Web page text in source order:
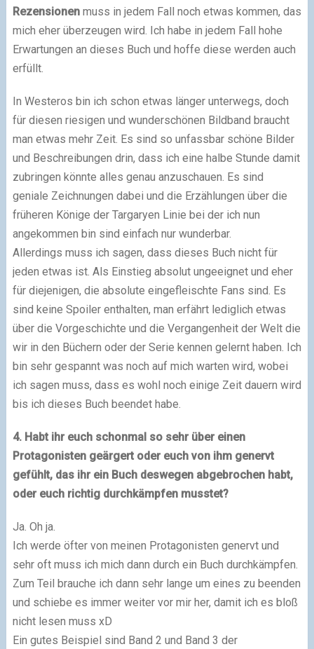
Rezensionenmuss in jedem Fall noch etwas kommen, das
mich eher überzeugen wird. Ich habe in jedem Fall hohe
Erwartungen an dieses Buch und hoffe diese werden auch
erfüllt.
In Westeros bin ich schon etwas länger unterwegs, doch
für diesen riesigen und wunderschönen Bildband braucht
man etwas mehr Zeit. Es sind so unfassbar schöne Bilder
und Beschreibungen drin, dass ich eine halbe Stunde damit
zubringen könnte alles genau anzuschauen. Es sind
geniale Zeichnungen dabei und die Erzählungen über die
früheren Könige der Targaryen Linie bei der ich nun
angekommen bin sind einfach nur wunderbar.
Allerdings muss ich sagen, dass dieses Buch nicht für
jeden etwas ist. Als Einstieg absolut ungeeignet und eher
für diejenigen, die absolute eingefleischte Fans sind. Es
sind keine Spoiler enthalten, man erfährt lediglich etwas
über die Vorgeschichte und die Vergangenheit der Welt die
wir in den Büchern oder der Serie kennen gelernt haben. Ich
bin sehr gespannt was noch auf mich warten wird, wobei
ich sagen muss, dass es wohl noch einige Zeit dauern wird
bis ich dieses Buch beendet habe.
4. Habt ihr euch schonmal so sehr über einen
Protagonisten geärgert oder euch von ihm genervt
gefühlt, das ihr ein Buch deswegen abgebrochen habt,
oder euch richtig durchkämpfen musstet?
Ja. Oh ja.
Ich werde öfter von meinen Protagonisten genervt und
sehr oft muss ich mich dann durch ein Buch durchkämpfen.
Zum Teil brauche ich dann sehr lange um eines zu beenden
und schiebe es immer weiter vor mir her, damit ich es bloß
nicht lesen muss xD
Ein gutes Beispiel sind Band 2 und Band 3 der